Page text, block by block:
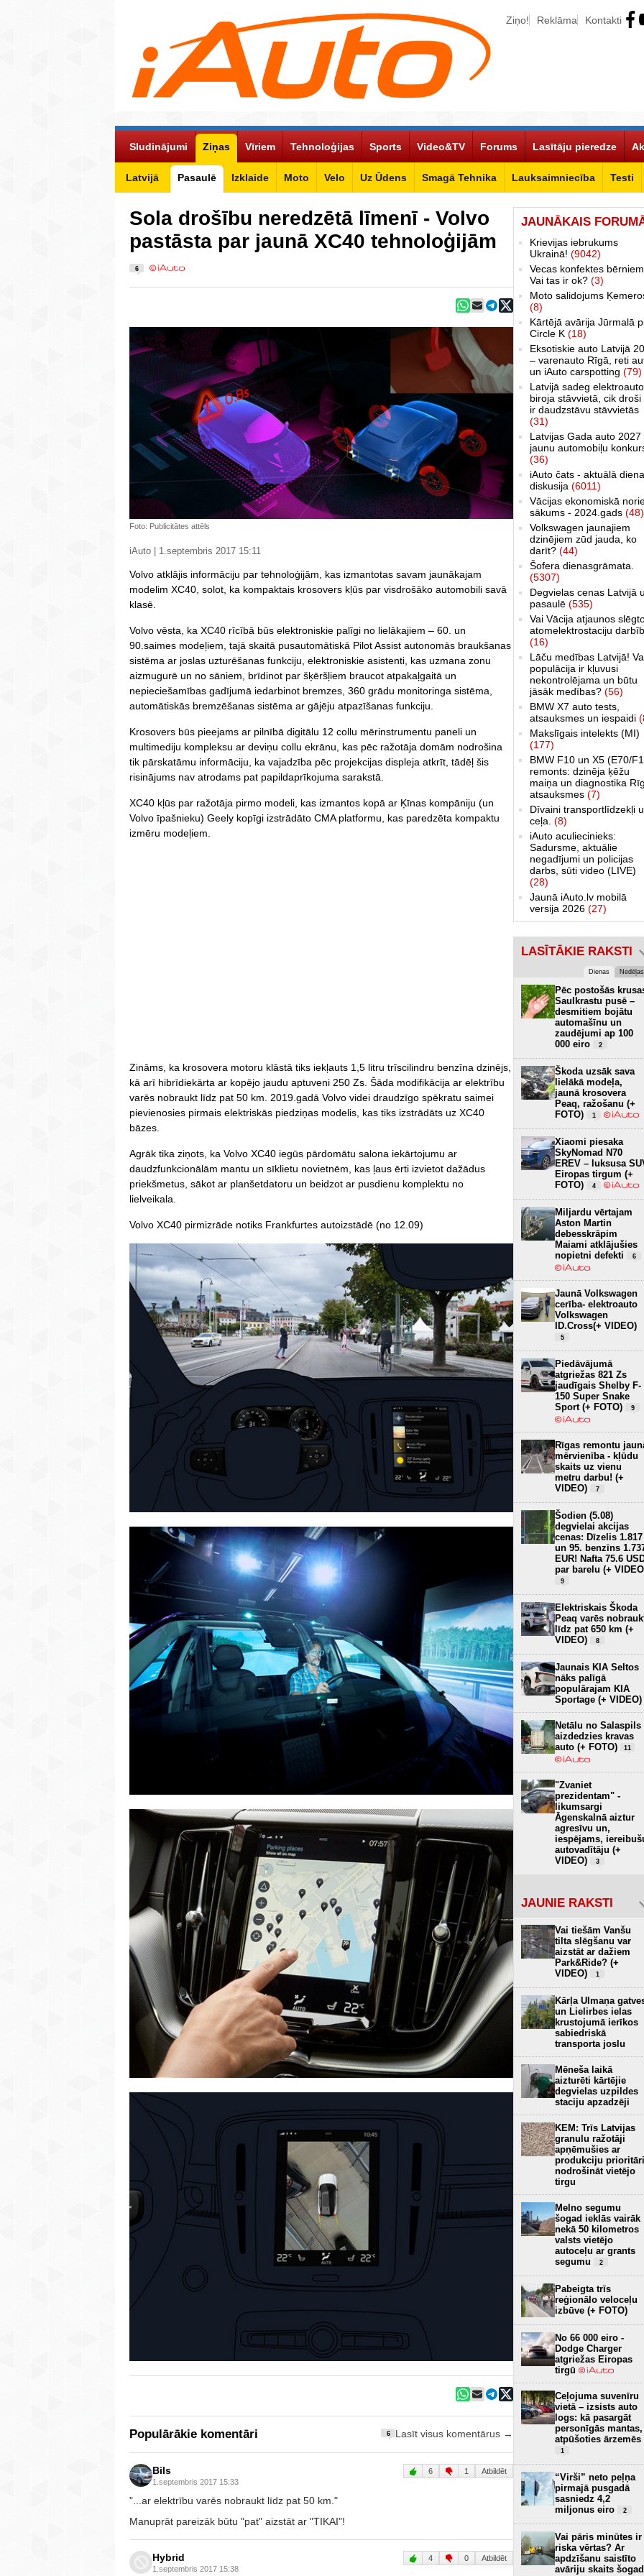
Ziņo! Reklāma Kontakti
Sludinājumi Ziņas
Latvijā Pasaulē Izklaide Moto Velo Uz Ūdens Smagā Tehnika Lauksaimniecība Testi
Vīriem Tehnoloģijas Sports Video&TV Forums Lasītāju pieredze
Sola drošību neredzētā līmenī - Volvo
pastāsta par jaunā XC40 tehnoloģijām
6
Foto: Publicitātes attēls
iAuto | 1.septembris 2017 15:11
Volvo atklājis informāciju par tehnoloģijām, kas izmantotas savam jaunākajam
modelim XC40, solot, ka kompaktais krosovers kļūs par visdrošāko automobili savā
klasē.
Volvo vēsta, ka XC40 rīcībā būs elektroniskie palīgi no lielākajiem – 60. un
90.saimes modeļiem, tajā skaitā pusautomātiskā Pilot Assist autonomās braukšanas
sistēma ar joslas uzturēšanas funkciju, elektroniskie asistenti, kas uzmana zonu
aizmugurē un no sāniem, brīdinot par šķēršļiem braucot atpakaļgaitā un
nepieciešamības gadījumā iedarbinot bremzes, 360 grādu monitoringa sistēma,
automātiskās bremzēšanas sistēma ar gājēju atpazīšanas funkciju.
Krosovers būs pieejams ar pilnībā digitālu 12 collu mērinstrumentu paneli un
multimediju kompleksu ar deviņu collu ekrānu, kas pēc ražotāja domām nodrošina
tik pārskatāmu informāciju, ka vajadzība pēc projekcijas displeja atkrīt, tādēļ šis
risinājums nav atrodams pat papildaprīkojuma sarakstā.
XC40 kļūs par ražotāja pirmo modeli, kas izmantos kopā ar Ķīnas kompāniju (un
Volvo īpašnieku) Geely kopīgi izstrādāto CMA platformu, kas paredzēta kompaktu
izmēru modeļiem.
Zināms, ka krosovera motoru klāstā tiks iekļauts 1,5 litru trīscilindru benzīna dzinējs,
kā arī hibrīdiekārta ar kopējo jaudu aptuveni 250 Zs. Šāda modifikācija ar elektrību
varēs nobraukt līdz pat 50 km. 2019.gadā Volvo videi draudzīgo spēkratu saimei
pievienosies pirmais elektriskās piedziņas modelis, kas tiks izstrādāts uz XC40
bāzes.
Agrāk tika ziņots, ka Volvo XC40 iegūs pārdomātu salona iekārtojumu ar
daudzfunkcionālām mantu un sīklietu novietnēm, kas ļaus ērti izvietot dažādus
priekšmetus, sākot ar planšetdatoru un beidzot ar pusdienu komplektu no
lielveikala.
Volvo XC40 pirmizrāde notiks Frankfurtes autoizstādē (no 12.09)
Populārākie komentāri 6 Lasīt visus komentārus →
Bils
1.septembris 2017 15:33
6 1 Atbildēt
"...ar elektrību varēs nobraukt līdz pat 50 km."
Manuprāt pareizāk būtu "pat" aizstāt ar "TIKAI"!
Hybrid
1.septembris 2017 15:38
4 0 Atbildēt
JAUNĀKAIS
Krievijas iebrukums
Ukrainā! (9042)
Vecas konfektes
Vai tas ir ok? (3)
Moto salidojums
(8)
Kārtējā avārija Jūrmalā
Circle K (18)
Eksotiskie auto Latvijā
– varenauto Rīgā, reti
un iAuto carspotting (79)
Latvijā sadeg elektroauto
biroja stāvvietā, cik droši
ir daudzstāvu stāvvietās
(31)
Latvijas Gada auto 2027
jaunu automobiļu
(36)
iAuto čats - aktuālā
diskusija (6011)
Vācijas ekonomiskā
sākums - 2024.gads (48)
Volkswagen jaunajiem
dzinējiem zūd jauda, ko
darīt? (44)
Šofera dienasgrāmata.
(5307)
Degvielas cenas Latvijā
pasaulē (535)
Vai Vācija atjaunos
atomelektrostaciju
(16)
Lāču medības Latvijā!
populācija ir kļuvusi
nekontrolējama un būtu
jāsāk medības? (56)
BMW X7 auto tests,
atsauksmes un iespaidi
Makslīgais intelekts (MI)
(177)
BMW F10 un X5 (E70/
remonts: dzinēja ķēžu
maiņa un diagnostika
atsauksmes (7)
Dīvaini transportlīdzekļi
ceļa. (8)
iAuto aculiecinieks:
Sadursme, aktuālie
negadījumi un policijas
darbs, sūti video (LIVE)
(28)
Jaunā iAuto.lv mobilā
versija 2026 (27)
LASĪTĀKIE RAKSTI
Dienas Nedēļas
Pēc postošās
Saulkrastu pusē –
desmitiem bojātu
automašīnu un
zaudējumi ap 100
000 eiro
2
Škoda uzsāk sava
lielākā modeļa,
jaunā krosovera
Peaq, ražošanu (+
FOTO)
1
Xiaomi piesaka
SkyNomad N70
EREV – luksusa
Eiropas tirgum (+
FOTO)
4
Miljardu vērtajam
Aston Martin
debesskrāpim
Maiami atklājušies
nopietni defekti
6
Jaunā Volkswagen
cerība- elektroauto
Volkswagen
ID.Cross(+ VIDEO)
5
Piedāvājumā
atgriežas 821 Zs
jaudīgais Shelby F-
150 Super Snake
Sport (+ FOTO)
9
Rīgas remontu
mērvienība - kļūdu
skaits uz vienu
metru darbu! (+
VIDEO)
7
Šodien (5.08)
degvielai akcijas
cenas: Dīzelis 1.817
un 95. benzīns
EUR! Nafta 75.6
par barelu (+
9
Elektriskais Škoda
Peaq varēs
līdz pat 650 km (+
VIDEO)
8
Jaunais KIA Seltos
nāks palīgā
populārajam KIA
Sportage (+ VIDEO)
Netālu no Salaspils
aizdedzies kravas
auto (+ FOTO)
11
"Zvaniet
prezidentam" -
likumsargi
Āgenskalnā aiztur
agresīvu un,
iespējams,
autovadītāju (+
VIDEO)
3
JAUNIE RAKSTI
Vai tiešām Vanšu
tilta slēgšanu var
aizstāt ar dažiem
Park&Ride? (+
VIDEO)
1
Kārļa Ulmaņa
un Lielirbes ielas
krustojumā ierīkos
sabiedriskā
transporta joslu
Mēneša laikā
aizturēti kārtējie
degvielas uzpildes
staciju apzadzēji
KEM: Trīs Latvijas
granulu ražotāji
apņēmušies ar
produkciju prioritāri
nodrošināt vietējo
tirgu
Melno segumu
šogad ieklās vairāk
nekā 50 kilometros
valsts vietējo
autoceļu ar grants
segumu
2
Pabeigta trīs
reģionālo veloceļu
izbūve (+ FOTO)
No 66 000 eiro -
Dodge Charger
atgriežas Eiropas
tirgū
Ceļojuma suvenīru
vietā – izsists auto
logs: kā pasargāt
personīgās mantas,
atpūšoties ārzemēs
1
“Virši” neto peļņa
pirmajā pusgadā
sasniedz 4,2
miljonus eiro
2
Vai pāris minūtes ir
riska vērtas? Ar
apdzīšanu saistīto
avāriju skaits šogad